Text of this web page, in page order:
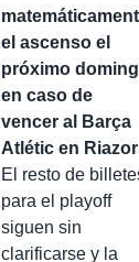
el ascenso el
próximo
en caso de
vencer al Barça
Atlétic en Riazor
El resto de
para el playoff
siguen sin
clarificarse y la